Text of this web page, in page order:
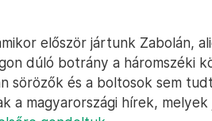
először jártunk Zabolán,
dúló botrány a háromszéki
sörözők és a boltosok sem
a magyarországi hírek,